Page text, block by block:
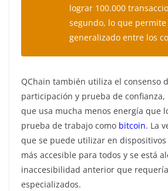
lograr 100.000
segundo, lo que
generalizado entre los
QChain también utiliza el consenso
participación y prueba de confianza,
que usa mucha menos energía que
prueba de trabajo como bitcoin. La
que se puede utilizar en
más accesible para todos y se está
inaccesibilidad anterior que
especializados.